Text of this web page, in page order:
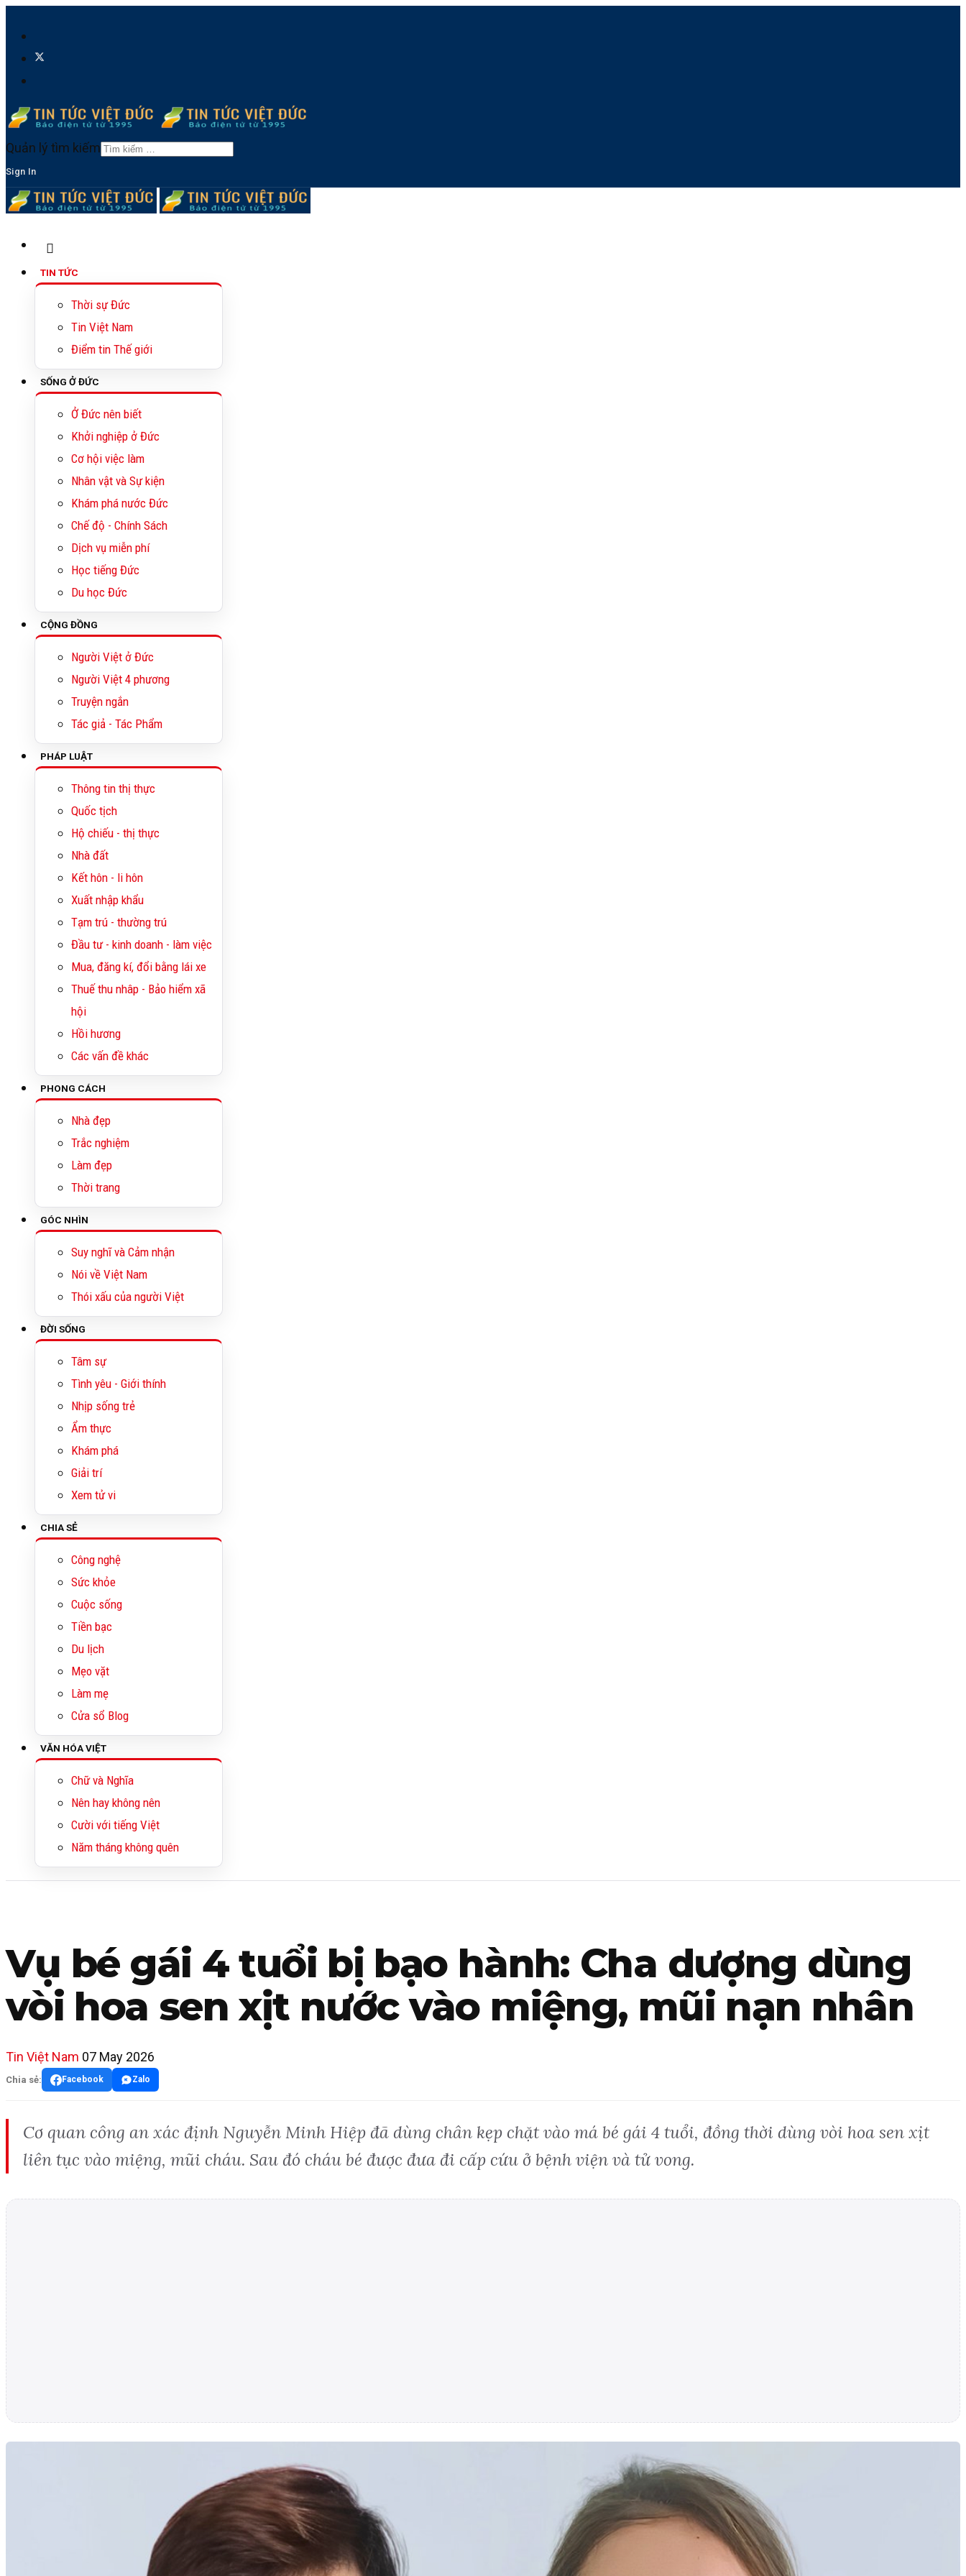
Quản lý tìm kiếm
Sign In
TIN TỨC
Thời sự Đức
Tin Việt Nam
Điểm tin Thế giới
SỐNG Ở ĐỨC
Ở Đức nên biết
Khởi nghiệp ở Đức
Cơ hội việc làm
Nhân vật và Sự kiện
Khám phá nước Đức
Chế độ - Chính Sách
Dịch vụ miễn phí
Học tiếng Đức
Du học Đức
CỘNG ĐỒNG
Người Việt ở Đức
Người Việt 4 phương
Truyện ngắn
Tác giả - Tác Phẩm
PHÁP LUẬT
Thông tin thị thực
Quốc tịch
Hộ chiếu - thị thực
Nhà đất
Kết hôn - li hôn
Xuất nhập khẩu
Tạm trú - thường trú
Đầu tư - kinh doanh - làm việc
Mua, đăng kí, đổi bằng lái xe
Thuế thu nhâp - Bảo hiểm xã
hội
Hồi hương
Các vấn đề khác
PHONG CÁCH
Nhà đẹp
Trắc nghiệm
Làm đẹp
Thời trang
GÓC NHÌN
Suy nghĩ và Cảm nhận
Nói về Việt Nam
Thói xấu của người Việt
ĐỜI SỐNG
Tâm sự
Tình yêu - Giới thính
Nhịp sống trẻ
Ẩm thực
Khám phá
Giải trí
Xem tử vi
CHIA SẺ
Công nghệ
Sức khỏe
Cuộc sống
Tiền bạc
Du lịch
Mẹo vặt
Làm mẹ
Cửa sổ Blog
VĂN HÓA VIỆT
Chữ và Nghĩa
Nên hay không nên
Cười với tiếng Việt
Năm tháng không quên
Vụ bé gái 4 tuổi bị bạo hành: Cha dượng dùng
vòi hoa sen xịt nước vào miệng, mũi nạn nhân
Tin Việt Nam 07 May 2026
Chia sẻ: Facebook Zalo
Cơ quan công an xác định Nguyễn Minh Hiệp đã dùng chân kẹp chặt vào má bé gái 4 tuổi, đồng thời dùng vòi hoa sen xịt
liên tục vào miệng, mũi cháu. Sau đó cháu bé được đưa đi cấp cứu ở bệnh viện và tử vong.